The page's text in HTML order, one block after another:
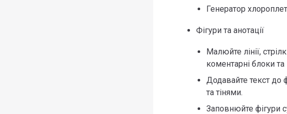
Генератор
Фігури та анотації
Малюйте лінії,
коментарні блоки та
Додавайте текст до
та тінями.
Заповнюйте фігури